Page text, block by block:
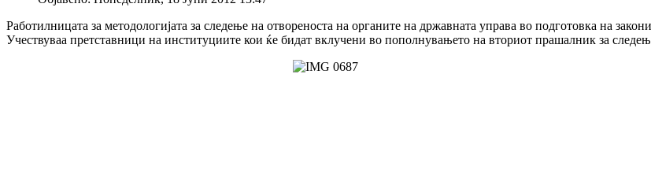
Работилницата за методологијата за следење на отвореноста на органите на државната управа во подготовка на
Учествуваа претставници на институциите кои ќе бидат вклучени во пополнувањето на вториот прашалник за